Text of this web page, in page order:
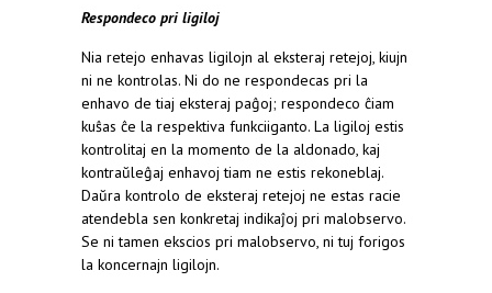
Respondeco pri ligiloj
Nia retejo enhavas ligilojn al eksteraj retejoj, kiujn
ni ne kontrolas. Ni do ne respondecas pri la
enhavo de tiaj eksteraj paĝoj; respondeco ĉiam
kuŝas ĉe la respektiva funkciiganto. La ligiloj estis
kontrolitaj en la momento de la aldonado, kaj
kontraŭleĝaj enhavoj tiam ne estis rekoneblaj.
Daŭra kontrolo de eksteraj retejoj ne estas racie
atendebla sen konkretaj indikaĵoj pri malobservo.
Se ni tamen ekscios pri malobservo, ni tuj forigos
la koncernajn ligilojn.